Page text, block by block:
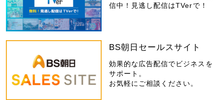
信中！見逃し配信はTVerで！
BS朝日セールスサイト
効果的な広告配信でビジネスを
サポート。
お気軽にご相談ください。